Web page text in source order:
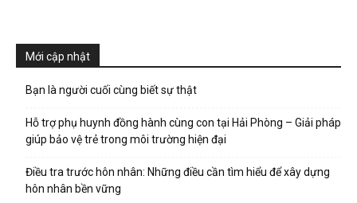
Mới cập nhật
Bạn là người cuối cùng biết sự thật
Hỗ trợ phụ huynh đồng hành cùng con tại Hải Phòng – Giải pháp
giúp bảo vệ trẻ trong môi trường hiện đại
Điều tra trước hôn nhân: Những điều cần tìm hiểu để xây dựng
hôn nhân bền vững